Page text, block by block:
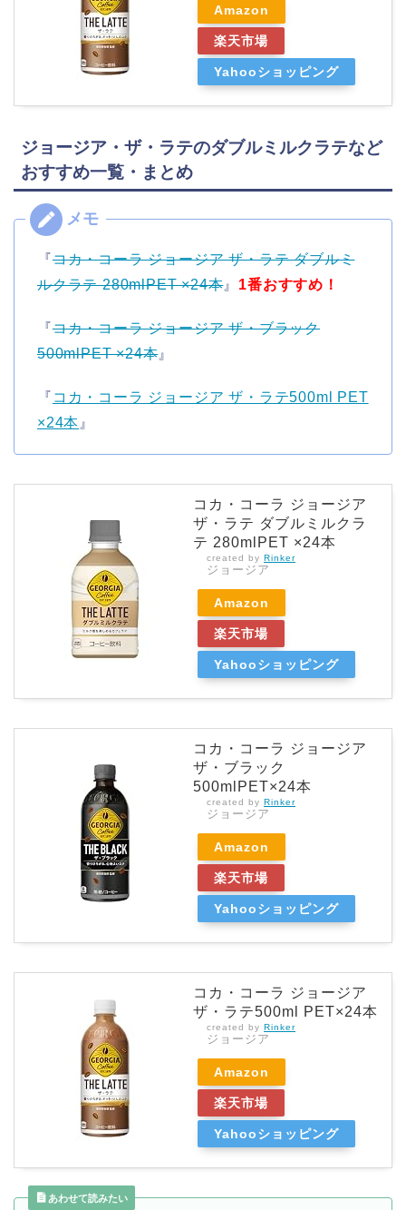
Amazon
楽天市場
Yahooショッピング
ジョージア・ザ・ラテのダブルミルクラテなど
おすすめ一覧・まとめ
『コカ・コーラ ジョージア ザ・ラテ ダブルミ
ルクラテ 280mlPET ×24本』 1番おすすめ！
『コカ・コーラ ジョージア ザ・ブラック
500mlPET ×24本』
『 コカ・コーラ ジョージア ザ・ラテ500ml PET
×24本 』
コカ・コーラ ジョージア
ザ・ラテ ダブルミルクラ
テ 280mlPET ×24本
created by Rinker
ジョージア
Amazon
楽天市場
Yahooショッピング
コカ・コーラ ジョージア
ザ・ブラック
500mlPET×24本
created by Rinker
ジョージア
Amazon
楽天市場
Yahooショッピング
コカ・コーラ ジョージア
ザ・ラテ500ml PET×24本
created by Rinker
ジョージア
Amazon
楽天市場
Yahooショッピング
あわせて読みたい